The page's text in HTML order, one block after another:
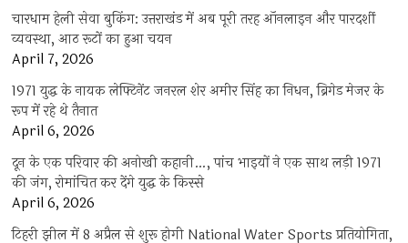
चारधाम हेली सेवा बुकिंग: उत्तराखंड में अब पूरी तरह ऑनलाइन और पारदर्शी
व्यवस्था, आठ रूटों का हुआ चयन
April 7, 2026
1971 युद्ध के नायक लेफ्टिनेंट जनरल शेर अमीर सिंह का निधन, ब्रिगेड मेजर के
रूप में रहे थे तैनात
April 6, 2026
दून के एक परिवार की अनोखी कहानी…, पांच भाइयों ने एक साथ लड़ी 1971
की जंग, रोमांचित कर देंगे युद्ध के किस्से
April 6, 2026
टिहरी झील में 8 अप्रैल से शुरू होगी National Water Sports प्रतियोगिता,